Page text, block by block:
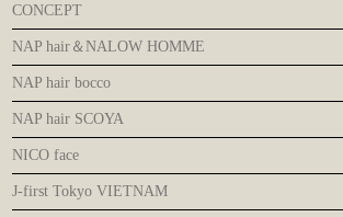
CONCEPT
NAP hair＆NALOW HOMME
NAP hair bocco
NAP hair SCOYA
NICO face
J-first Tokyo VIETNAM